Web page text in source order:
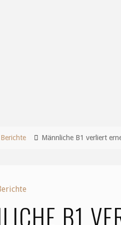
Männliche B1 verliert
B1